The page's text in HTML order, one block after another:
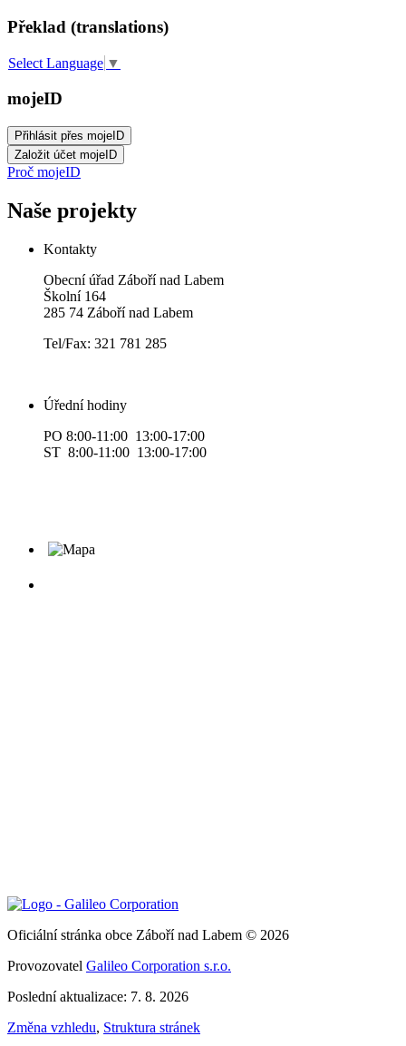
Překlad (translations)
Select Language ▼
mojeID
Proč mojeID
Naše projekty
Kontakty
Obecní úřad Záboří nad Labem
Školní 164
285 74 Záboří nad Labem
Tel/Fax: 321 781 285
Úřední hodiny
PO 8:00-11:00 13:00-17:00
ST 8:00-11:00 13:00-17:00
Oficiální stránka obce Záboří nad Labem © 2026
Provozovatel Galileo Corporation s.r.o.
Poslední aktualizace: 7. 8. 2026
Změna vzhledu, Struktura stránek